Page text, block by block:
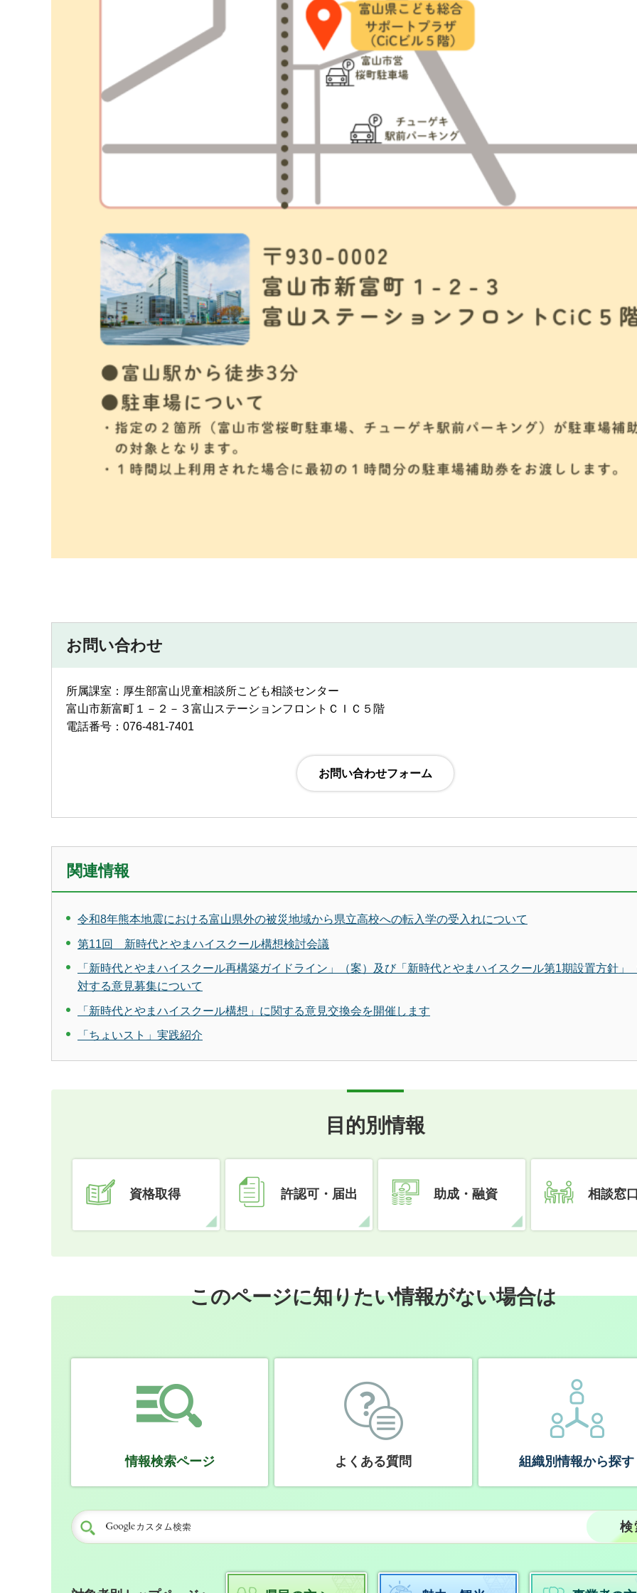
お問い合わせ
所属課室：厚生部富山児童相談所こども相談センター
富山市新富町１－２－３富山ステーションフロントＣＩＣ５階
電話番号：076-481-7401
関連情報
令和8年熊本地震における富山県外の被災地域から県立高校への転入学の受入れについて
第11回 新時代とやまハイスクール構想検討会議
「新時代とやまハイスクール再構築ガイドライン」（案）及び「新時代とやまハイスクール第1期設置方針」
対する意見募集について
「新時代とやまハイスクール構想」に関する意見交換会を開催します
「ちょいスト」実践紹介
目的別情報
資格取得 許認可・届出 助成・融資 相談窓口
このページに知りたい情報がない場合は
情報検索ページ よくある質問 組織別情報から探す